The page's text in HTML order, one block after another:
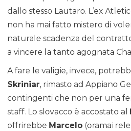
dallo stesso Lautaro. L’ex
non ha mai fatto mistero di
naturale scadenza del
a vincere la tanto agognata
A fare le valigie, invece,
Skriniar, rimasto ad Appiano
contingenti che non per una
staff. Lo slovacco è accostato al
offrirebbe Marcelo (oramai